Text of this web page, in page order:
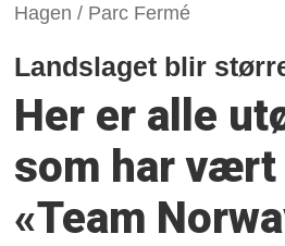
Hagen / Parc Fermé
Landslaget blir
Her er alle
som har vært
«Team